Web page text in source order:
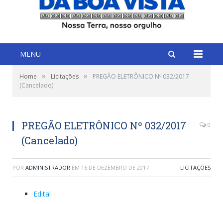
MENU
Home » Licitações »
PREGÃO ELETRÔNICO Nº 032/2017
(Cancelado)
PREGÃO ELETRÔNICO Nº 032/2017
(Cancelado)
0
POR ADMINISTRADOR EM 16 DE DEZEMBRO DE 2017 LICITAÇÕES
Edital